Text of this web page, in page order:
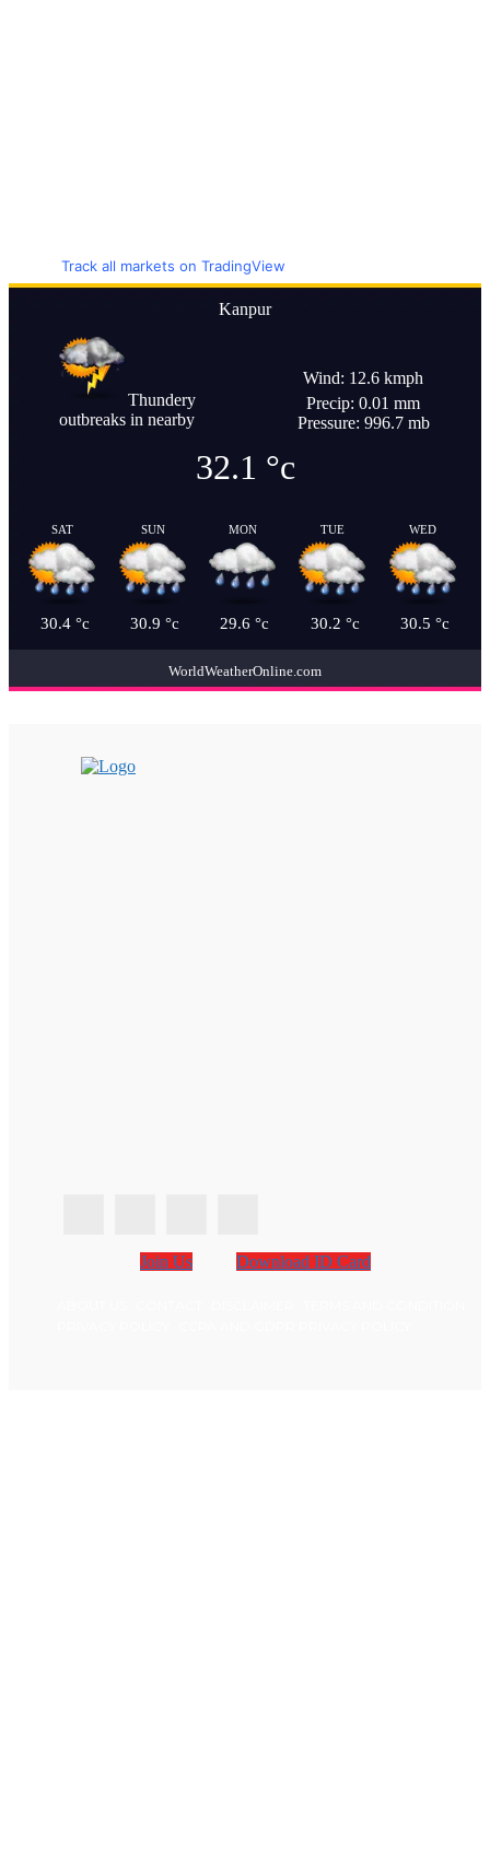
Track all markets on TradingView
Kanpur
Thundery
outbreaks in nearby
Wind: 12.6 kmph
Precip: 0.01 mm
Pressure: 996.7 mb
32.1 °c
SAT
30.4°c
SUN
30.9 °c
MON
29.6 °c
TUE
30.2 °c
WED
30.5 °c
WorldWeatherOnline.com
Join Us Download ID Card